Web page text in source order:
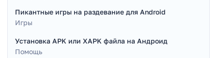
Пикантные игры на раздевание для Android
Игры
Установка APK или XAPK файла на Андроид
Помощь